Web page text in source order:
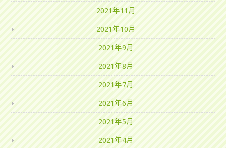
2021年11月
2021年10月
2021年9月
2021年8月
2021年7月
2021年6月
2021年5月
2021年4月